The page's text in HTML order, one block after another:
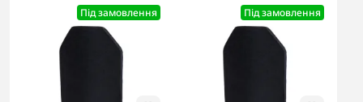
Під замовлення Під замовлення